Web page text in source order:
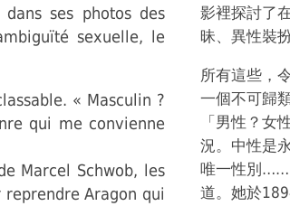
ses photos des
sexuelle, le
« Masculin ?
qui me convienne
Marcel Schwob, les
Aragon qui
影裡探討了
昧、異性裝
所有這些，
一個不可歸
「男性？女
況。中性是
唯一性別……
道。她於